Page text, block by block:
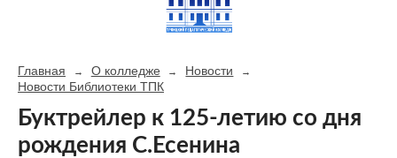
Главная → О колледже → Новости →
Новости Библиотеки ТПК
Буктрейлер к 125-летию со дня
рождения С.Есенина